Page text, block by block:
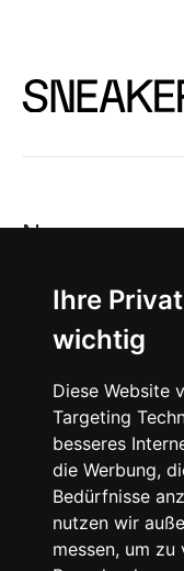
Ihre
wichtig
Diese Website
Targeting
besseres
die Werbung,
Bedürfnisse
nutzen wir
messen, um zu
News
About
Instagram
Facebook